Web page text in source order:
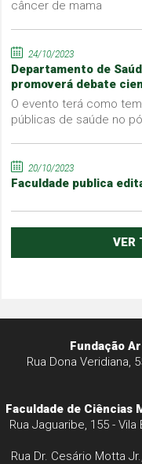
câncer de mama
24/10/2023
Departamento de
promoverá debate
O evento terá como
públicas de saúde no
20/10/2023
Faculdade publica
VER
Fundação
Rua Dona Veridiana,
Faculdade de Ciências
Rua Jaguaribe, 155 -
Rua Dr. Cesário Motta